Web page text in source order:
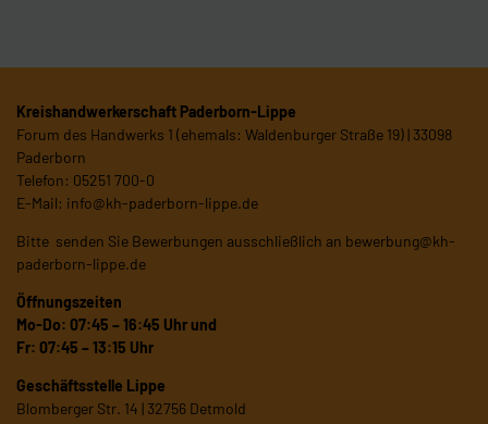
Kreishandwerkerschaft Paderborn-Lippe
Forum des Handwerks 1 (ehemals: Waldenburger Straße 19) | 33098
Paderborn
Telefon: 05251 700-0
E-Mail: info@kh-paderborn-lippe.de
Bitte senden Sie Bewerbungen ausschließlich an bewerbung@kh-
paderborn-lippe.de
Öffnungszeiten
Mo-Do: 07:45 – 16:45 Uhr und
Fr: 07:45 – 13:15 Uhr
Geschäftsstelle Lippe
Blomberger Str. 14 | 32756 Detmold